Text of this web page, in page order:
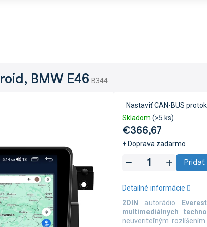
BMW E46 B344
€366,67
+ Doprava zadarmo
Jednotková
Skladom (>5 ks)
Nastaviť CAN-BUS
2DIN autorádio
multimediálnych
neuveriteľným rozlíšením
Detailné informácie